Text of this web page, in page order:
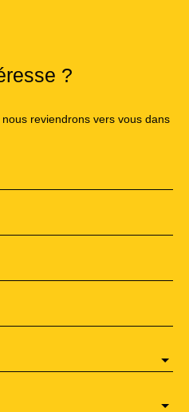
?
reviendrons vers vous dans